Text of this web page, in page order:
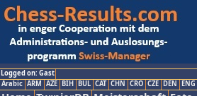
Logged on: Gast
Arabic ARM AZE BIH BUL CAT CHN CRO CZE DEN ENG